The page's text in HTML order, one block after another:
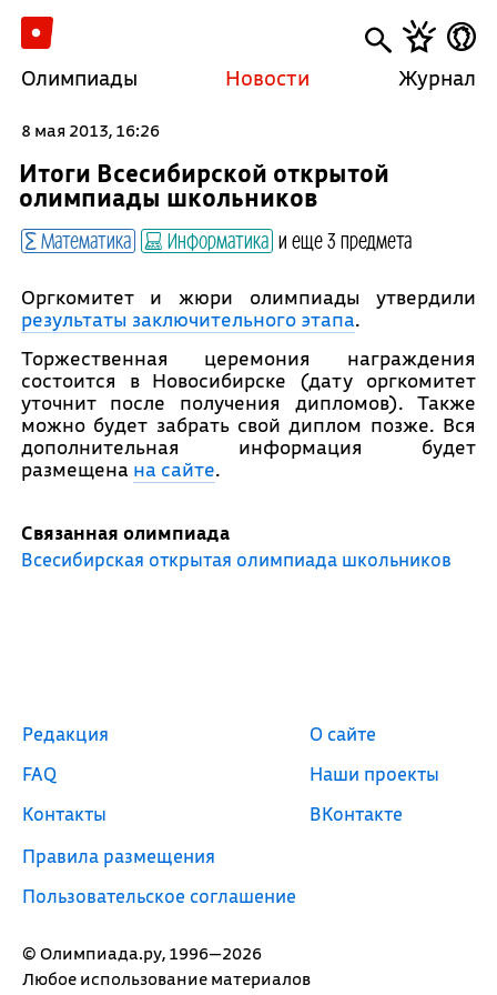
Олимпиады Новости Журнал
8 мая 2013, 16:26
Итоги Всесибирской открытой
олимпиады школьников
Математика Информатика и еще 3 предмета
Оргкомитет и жюри олимпиады утвердили
результаты заключительного этапа.
Торжественная церемония награждения
состоится в Новосибирске (дату оргкомитет
уточнит после получения дипломов). Также
можно будет забрать свой диплом позже. Вся
дополнительная информация будет
размещена на сайте.
Связанная олимпиада
Всесибирская открытая олимпиада школьников
© Олимпиада.ру, 1996—2026
Любое использование материалов
Редакция
FAQ
Контакты
Правила размещения
Пользовательское соглашение
О сайте
Наши проекты
ВКонтакте